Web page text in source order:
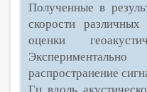
Полученные в
скорости
оценки
распространение